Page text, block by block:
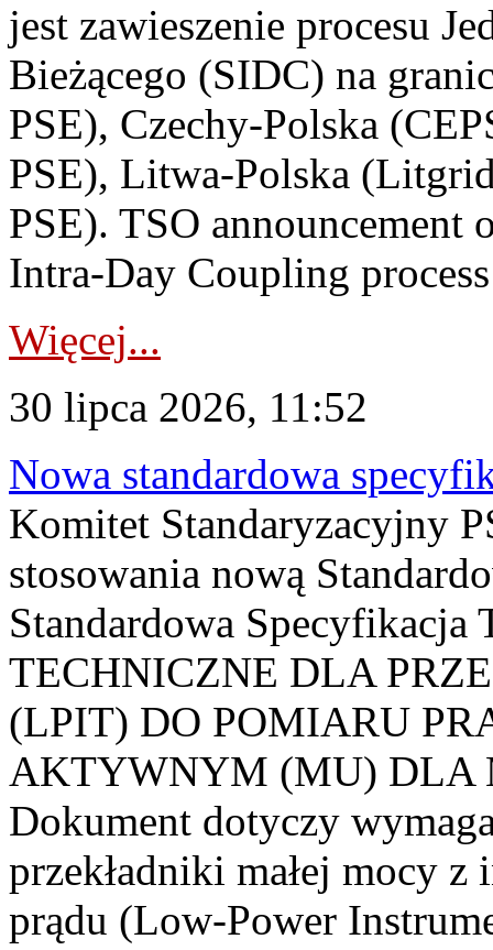
jest zawieszenie procesu
Bieżącego (SIDC) na
PSE), Czechy-Polska
PSE), Litwa-Polska
PSE). TSO announcement
Intra-Day Coupling
Więcej...
30 lipca 2026, 11:52
Nowa standardowa
Komitet Standaryzacyjny
stosowania nową
Standardowa
TECHNICZNE DLA
(LPIT) DO POMIARU
AKTYWNYM (MU) DLA
Dokument dotyczy
przekładniki małej mocy
prądu (Low-Power